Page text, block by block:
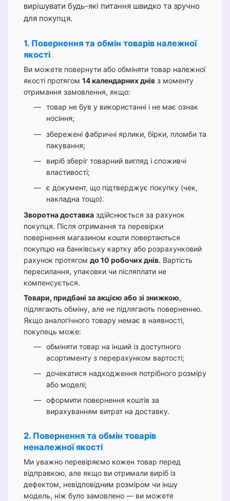
вирішувати будь-які питання швидко та зручно
для покупця.
1. Повернення та обмін товарів належної
якості
Ви можете повернути або обміняти товар належної
якості протягом 14 календарних днів з моменту
отримання замовлення, якщо:
товар не був у використанні і не має ознак
носіння;
збережені фабричні ярлики, бірки, пломби та
пакування;
виріб зберіг товарний вигляд і споживчі
властивості;
є документ, що підтверджує покупку (чек,
накладна тощо).
Зворотна доставка здійснюється за рахунок
покупця. Після отримання та перевірки
повернення магазином кошти повертаються
покупцю на банківську картку або розрахунковий
рахунок протягом до 10 робочих днів. Вартість
пересилання, упаковки чи післяплати не
компенсується.
Товари, придбані за акцією або зі знижкою,
підлягають обміну, але не підлягають поверненню.
Якщо аналогічного товару немає в наявності,
покупець може:
обміняти товар на інший із доступного
асортименту з перерахунком вартості;
дочекатися надходження потрібного розміру
або моделі;
оформити повернення коштів за
вирахуванням витрат на доставку.
2. Повернення та обмін товарів
неналежної якості
Ми уважно перевіряємо кожен товар перед
відправкою, але якщо ви отримали виріб із
дефектом, невідповідним розміром чи іншу
модель, ніж було замовлено — ви можете